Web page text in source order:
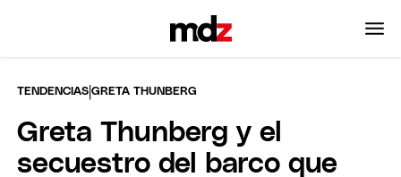
TENDENCIAS |GRETA THUNBERG
Greta Thunberg y el
secuestro del barco que